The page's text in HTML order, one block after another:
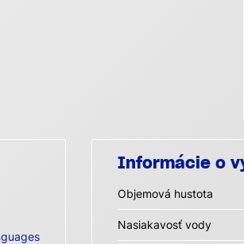
Informácie o
Objemová hustota
Nasiakavosť vody